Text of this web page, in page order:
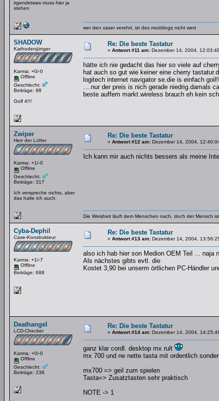
irgendetwas muss hier ja
stehen
wer den xaser verehrt, ist des moddings nicht wert
SHADOW
Kathodenjünger
Karma: +0/-0
Offline
Geschlecht:
Beiträge: 88
Golf 4!!!
Re: Die beste Tastatur
« Antwort #11 am: Dezember 14, 2004,
hätte ich nie gedacht das hier so viele auf
hat auch so gut wie keiner eine cherry
logitech internet navigator se.die is einfach
....nur der preis is nich gerade niedrig.damals
beste auffem markt.wireless brauch eh kein
Zwiper
Herr der Lüfter
Karma: +1/-0
Offline
Geschlecht:
Beiträge: 317
Ich verspreche nichts, aber
das halte ich auch.
Re: Die beste Tastatur
« Antwort #12 am: Dezember 14, 2004,
Ich kann mir auch nichts bessers als meine
Die Weisheit läuft dem Menschen nach, doch der Mensch
Cyba-Dephil
Case-Konstrukteur
Karma: +1/-7
Offline
Beiträge: 688
Re: Die beste Tastatur
« Antwort #13 am: Dezember 14, 2004,
also ich hab hier son Medion OEM Teil ... naja
Als nächstes gibts evtl. die
Kostet 3,90 bei unserm örtlichen PC-Händler
Deathangel
LCD-Checker
Karma: +0/-0
Offline
Geschlecht:
Beiträge: 238
Re: Die beste Tastatur
« Antwort #14 am: Dezember 14, 2004,
ganz klar cordl. desktop mx rult
mx 700 und ne nette tasta mit ordentlich
mx700 => geil zum spielen
Tasta=> Zusatztasten sehr praktisch
NOTE -> 1